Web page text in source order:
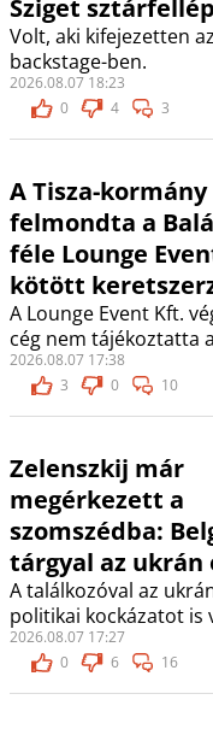
Sziget
Volt, aki kifejezetten
backstage-ben.
2026.08.07 18:23
0
4 3
A Tisza-kormány
felmondta a
féle Lounge
kötött
A Lounge Event Kft.
cég nem tájékoztatta
2026.08.07 17:38
3
0 10
Zelenszkij már
megérkezett a
szomszédba:
tárgyal az ukrán
A találkozóval az
politikai kockázatot is
2026.08.07 17:27
0
6 16